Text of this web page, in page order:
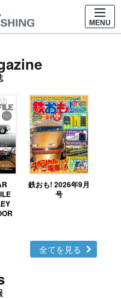
MENU
鉄おも! 2026年9月
号
全てを見る